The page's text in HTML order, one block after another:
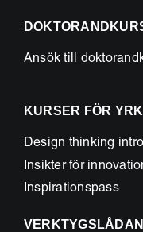
Ansök till
KURSER FÖR
Design thinking
Insikter för
Inspirationspass